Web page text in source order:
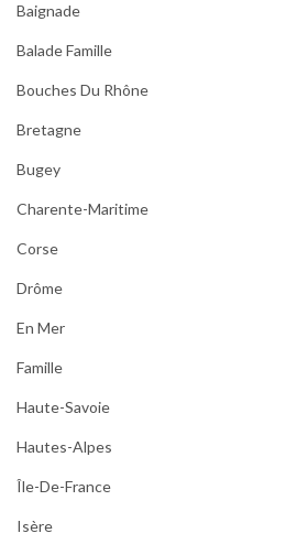
Baignade
Balade Famille
Bouches Du Rhône
Bretagne
Bugey
Charente-Maritime
Corse
Drôme
En Mer
Famille
Haute-Savoie
Hautes-Alpes
Île-De-France
Isère